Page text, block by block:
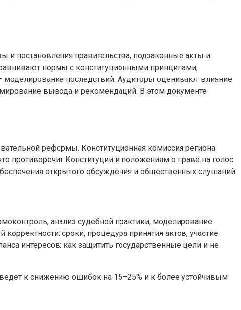
и постановления правительства, подзаконные акты и
нормы с конституционными принципами,
моделирование последствий. Аудиторы оценивают влияние
вывода и рекомендаций. В этом документе
реформы. Конституционная комиссия региона
противоречит Конституции и положениям о праве на голос
открытого обсуждения и общественных слушаний.
анализ судебной практики, моделирование
сроки, процедура принятия актов, участие
интересов: как защитить государственные цели и не
ведет к снижению ошибок на 15–25% и к более устойчивым